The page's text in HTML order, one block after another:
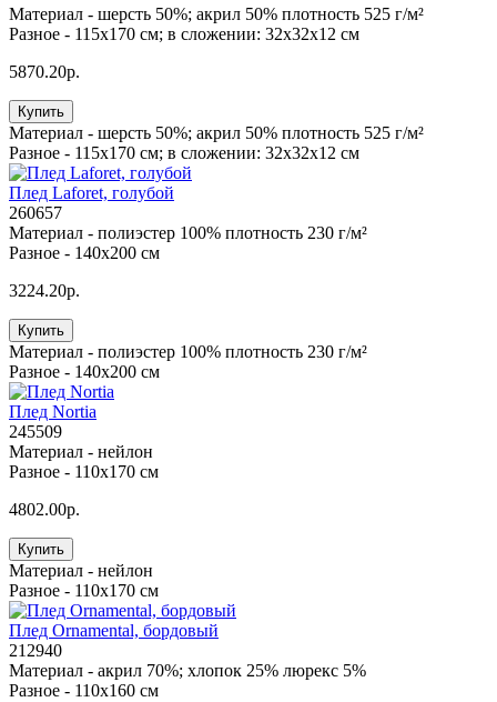
Материал - шерсть 50%; акрил 50% плотность 525 г/м²
Разное - 115x170 см; в сложении: 32х32х12 см
5870.20р.
Купить
Материал - шерсть 50%; акрил 50% плотность 525 г/м²
Разное - 115x170 см; в сложении: 32х32х12 см
Плед Laforet, голубой
260657
Материал - полиэстер 100% плотность 230 г/м²
Разное - 140х200 см
3224.20р.
Купить
Материал - полиэстер 100% плотность 230 г/м²
Разное - 140х200 см
Плед Nortia
245509
Материал - нейлон
Разное - 110х170 см
4802.00р.
Купить
Материал - нейлон
Разное - 110х170 см
Плед Ornamental, бордовый
212940
Материал - акрил 70%; хлопок 25% люрекс 5%
Разное - 110х160 см